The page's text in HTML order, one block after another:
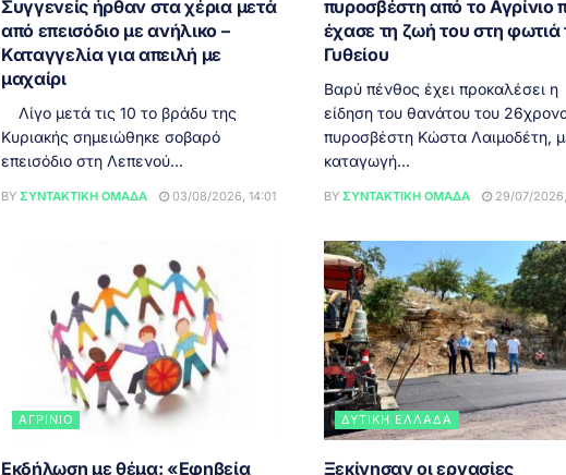
Συγγενείς ήρθαν στα χέρια μετά
από επεισόδιο με ανήλικο –
Καταγγελία για απειλή με
μαχαίρι
Λίγο μετά τις 10 το βράδυ της
Κυριακής σημειώθηκε σοβαρό
επεισόδιο στη Λεπενού...
BY ΣΥΝΤΑΚΤΙΚΉ ΟΜΆΔΑ 03/08/2026, 14:01
πυροσβέστη από το Αγρίνιο
έχασε τη ζωή του στη φωτιά
Γυθείου
Βαρύ πένθος έχει προκαλέσει η
είδηση του θανάτου του
πυροσβέστη Κώστα Λαιμοδέτη,
καταγωγή...
BY ΣΥΝΤΑΚΤΙΚΉ ΟΜΆΔΑ 29/07/2026,
ΑΓΡΊΝΙΟ
Εκδήλωση με θέμα: «Εφηβεία
ΔΥΤΙΚΉ ΕΛΛΆΔΑ
Ξεκίνησαν οι εργασίες